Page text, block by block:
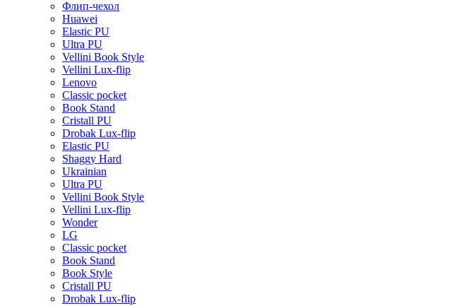
Флип-чехол
Huawei
Elastic PU
Ultra PU
Vellini Book Style
Vellini Lux-flip
Lenovo
Classic pocket
Book Stand
Cristall PU
Drobak Lux-flip
Elastic PU
Shaggy Hard
Ukrainian
Ultra PU
Vellini Book Style
Vellini Lux-flip
Wonder
LG
Classic pocket
Book Stand
Book Style
Cristall PU
Drobak Lux-flip